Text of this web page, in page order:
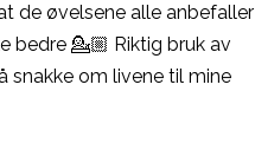
de øvelsene alle anbefaller
bedre 💁🏼 Riktig bruk av
snakke om livene til mine